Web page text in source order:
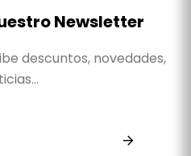
Newsletter
descuntos, novedades,